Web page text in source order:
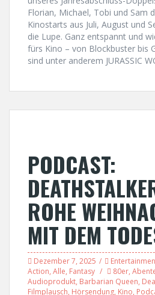
Florian, Michael, Tobi und Sam
Kinostarts aus Juli, August und
die Lupe. Ganz entspannt und
fürs Kino – von Blockbuster bis
sind unter anderem JURASSIC
PODCAST:
ROHE
MIT DEM
Dezember 7, 2025
Action, Alle, Fantasy 80er,
Audioprodukt, Barbarian Queen,
Filmplausch, Hörsendung, Kino,